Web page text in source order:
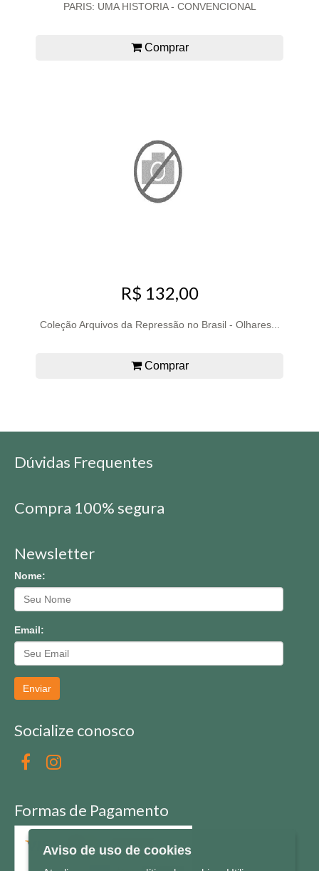
PARIS: UMA HISTORIA - CONVENCIONAL
Comprar
R$ 132,00
Coleção Arquivos da Repressão no Brasil - Olhares...
Comprar
Dúvidas Frequentes
Compra 100% segura
Newsletter
Nome:
Email:
Enviar
Socialize conosco
Formas de Pagamento
Aviso de uso de cookies